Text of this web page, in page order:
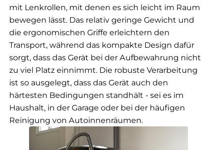
mit Lenkrollen, mit denen es sich leicht im Raum
bewegen lässt. Das relativ geringe Gewicht und
die ergonomischen Griffe erleichtern den
Transport, während das kompakte Design dafür
sorgt, dass das Gerät bei der Aufbewahrung nicht
zu viel Platz einnimmt. Die robuste Verarbeitung
ist so ausgelegt, dass das Gerät auch den
härtesten Bedingungen standhält - sei es im
Haushalt, in der Garage oder bei der häufigen
Reinigung von Autoinnenräumen.